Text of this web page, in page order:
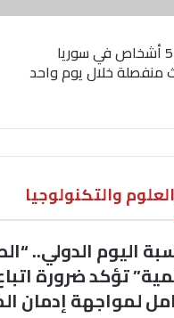
مصرع 5 أشخاص في سوريا
منفصلة خلال يوم واحد
العلوم والتكنولوجيا
اليوم الدولي..
تؤكد ضرورة
لمواجهة إدمان